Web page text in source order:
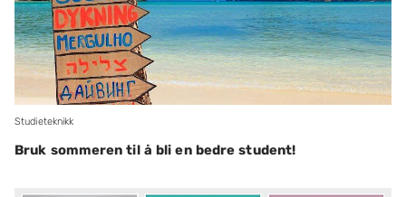
Studieteknikk
Bruk sommeren til å bli en bedre student!